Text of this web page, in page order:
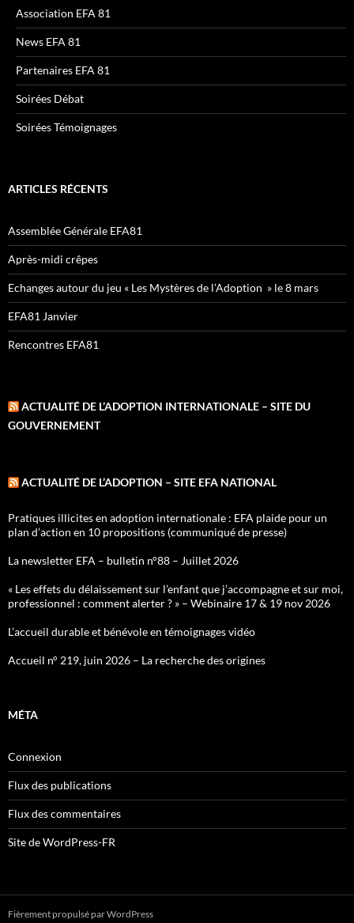
Association EFA 81
News EFA 81
Partenaires EFA 81
Soirées Débat
Soirées Témoignages
ARTICLES RÉCENTS
Assemblée Générale EFA81
Après-midi crêpes
Echanges autour du jeu « Les Mystères de l’Adoption » le 8 mars
EFA81 Janvier
Rencontres EFA81
ACTUALITÉ DE L’ADOPTION INTERNATIONALE – SITE DU
GOUVERNEMENT
ACTUALITÉ DE L’ADOPTION – SITE EFA NATIONAL
Pratiques illicites en adoption internationale : EFA plaide pour un
plan d’action en 10 propositions (communiqué de presse)
La newsletter EFA – bulletin n°88 – Juillet 2026
« Les effets du délaissement sur l’enfant que j’accompagne et sur moi,
professionnel : comment alerter ? » – Webinaire 17 & 19 nov 2026
L’accueil durable et bénévole en témoignages vidéo
Accueil n° 219, juin 2026 – La recherche des origines
MÉTA
Connexion
Flux des publications
Flux des commentaires
Site de WordPress-FR
Fièrement propulsé par WordPress